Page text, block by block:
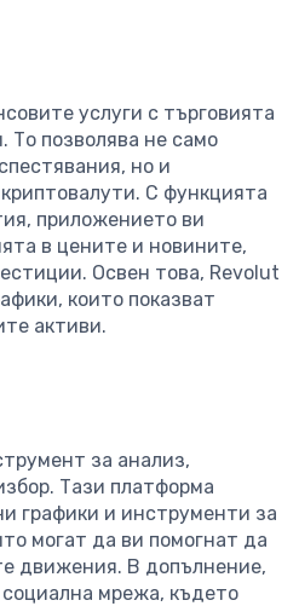
услуги с търговията
То позволява не само
но и
С функцията
приложението ви
в цените и новините,
Освен това, Revolut
които показват
активи.
за анализ,
Тази платформа
графики и инструменти за
могат да ви помогнат да
движения. В допълнение,
мрежа, където